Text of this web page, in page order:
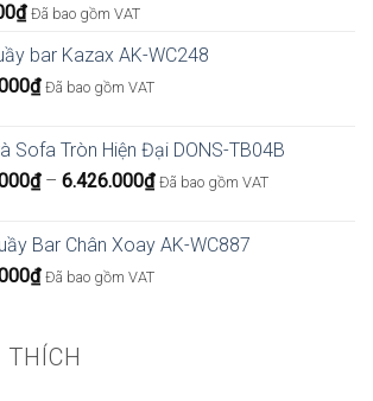
₫ Đã bao gồm VAT
bar Kazax AK-WC248
₫ Đã bao gồm VAT
Sofa Tròn Hiện Đại DONS-TB04B
₫ – 6.426.000₫Khoảng
4.266.000₫
đến
Đã bao gồm VAT
Bar Chân Xoay AK-WC887
₫ Đã bao gồm VAT
THÍCH